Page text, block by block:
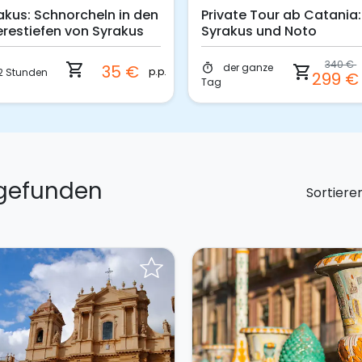
in den
35 €
Private Tour ab Catania:
Syrakus und Noto
timer
der ganze
Tag
shopping_cart 340 € auto
299 €
Tour
timer 2